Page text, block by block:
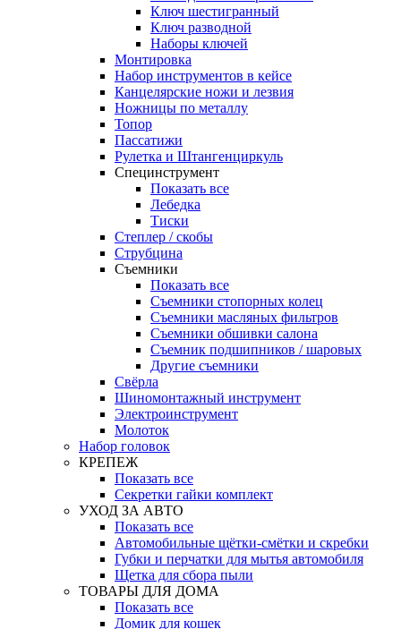
Ключ шестигранный
Ключ разводной
Наборы ключей
Монтировка
Набор инструментов в кейсе
Канцелярские ножи и лезвия
Ножницы по металлу
Топор
Пассатижи
Рулетка и Штангенциркуль
Специнструмент
Показать все
Лебедка
Тиски
Степлер / скобы
Струбцина
Съемники
Показать все
Съемники стопорных колец
Съемники масляных фильтров
Съемники обшивки салона
Съемник подшипников / шаровых
Другие съемники
Свёрла
Шиномонтажный инструмент
Электроинструмент
Молоток
Набор головок
КРЕПЕЖ
Показать все
Секретки гайки комплект
УХОД ЗА АВТО
Показать все
Автомобильные щётки-смётки и скребки
Губки и перчатки для мытья автомобиля
Щетка для сбора пыли
ТОВАРЫ ДЛЯ ДОМА
Показать все
Домик для кошек